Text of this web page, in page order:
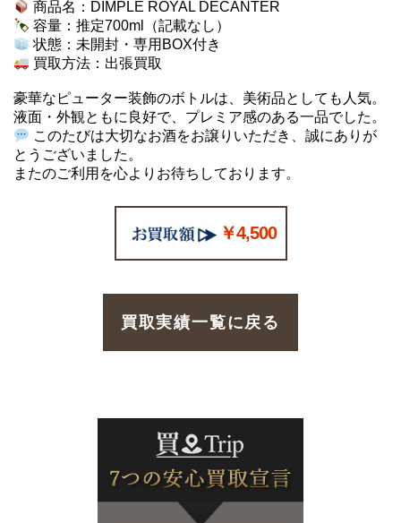
商品名：DIMPLE ROYAL DECANTER
容量：推定700ml（記載なし）
状態：未開封・専用BOX付き
買取方法：出張買取
豪華なピューター装飾のボトルは、美術品としても人気。
液面・外観ともに良好で、プレミア感のある一品でした。
このたびは大切なお酒をお譲りいただき、誠にありが
とうございました。
またのご利用を心よりお待ちしております。
￥4,500
買取実績一覧に戻る